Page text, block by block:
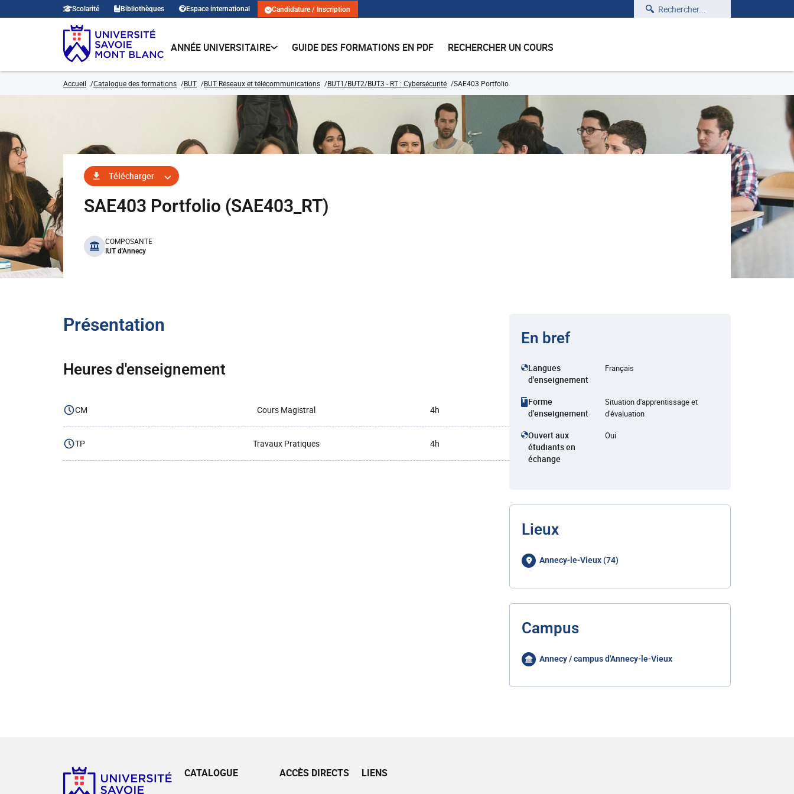
Scolarité Bibliothèques Espace international Candidature / Inscription Rechercher
ANNÉE UNIVERSITAIRE GUIDE DES FORMATIONS EN PDF RECHERCHER UN COURS
Accueil Catalogue des formations BUT BUT Réseaux et télécommunications BUT1/BUT2/BUT3 - RT : Cybersécurité SAE403 Portfolio
Télécharger
SAE403 Portfolio (SAE403_RT)
benefits
COMPOSANTE
IUT d'Annecy
Présentation
Heures d'enseignement
CM Cours Magistral 4h
TP Travaux Pratiques 4h
En bref
Langues
d'enseignement
Français
Forme
d'enseignement
Situation d'apprentissage et
d'évaluation
Ouvert aux
étudiants en
échange
Oui
Lieux
Annecy-le-Vieux (74)
Campus
Annecy / campus d'Annecy-le-Vieux
CATALOGUE ACCÈS DIRECTS LIENS